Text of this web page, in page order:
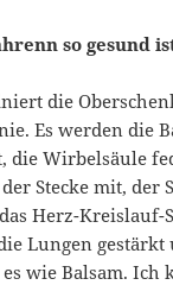
so gesund
die
Es werden die
die Wirbelsäule
Stecke mit, der
Herz-Kreislauf-
Lungen gestärkt
wie Balsam. Ich